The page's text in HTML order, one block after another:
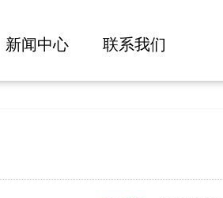
新闻中心 联系我们